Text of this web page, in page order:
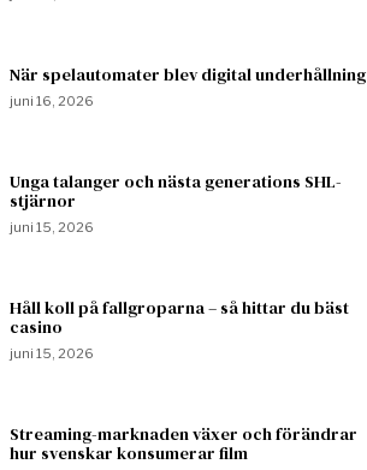
När spelautomater blev digital underhållning
juni 16, 2026
Unga talanger och nästa generations SHL-
stjärnor
juni 15, 2026
Håll koll på fallgroparna – så hittar du bäst
casino
juni 15, 2026
Streaming-marknaden växer och förändrar
hur svenskar konsumerar film